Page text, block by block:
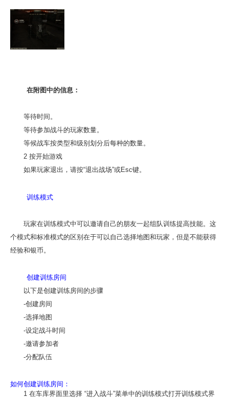
在附图中的信息：
等待时间。
等待参加战斗的玩家数量。
等候战车按类型和级别划分后每种的数量。
2 按开始游戏
如果玩家退出，请按“退出战场”或Esc键。
训练模式
玩家在训练模式中可以邀请自己的朋友一起组队训练提高技能。这
个模式和标准模式的区别在于可以自己选择地图和玩家，但是不能获得
经验和银币。
创建训练房间
以下是创建训练房间的步骤
-创建房间
-选择地图
-设定战斗时间
-邀请参加者
-分配队伍
如何创建训练房间：
1 在车库界面里选择 “进入战斗”菜单中的训练模式打开训练模式界